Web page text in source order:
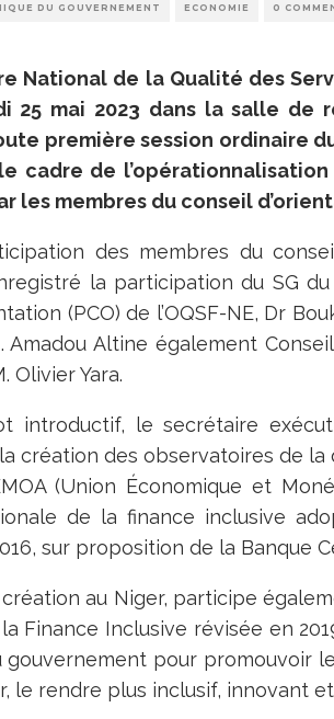
DU GOUVERNEMENT ECONOMIE 0
National de la Qualité des
25 mai 2023 dans la salle de
première session ordinaire
cadre de l’opérationnalisation
les membres du conseil
des membres du
la participation du SG
(PCO) de l’OQSF-NE, Dr
Amadou Altine également
Olivier Yara.
introductif, le secrétaire
création des observatoires de
(Union Économique et
de la finance inclusive
sur proposition de la Banque
au Niger, participe
Finance Inclusive révisée en
pour promouvoir le
le rendre plus inclusif, innovant